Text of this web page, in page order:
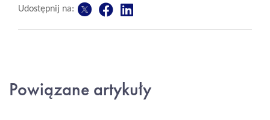
Udostępnij na:
Powiązane artykuły